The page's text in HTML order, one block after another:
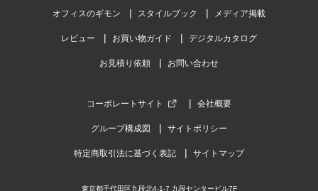
オフィスのギモン スタイルブック メディア掲載
レビュー お買い物ガイド デジタルカタログ
お見積り依頼 お問い合わせ
コーポレートサイト 会社概要
グループ構成図 サイトポリシー
特定商取引法に基づく表記 サイトマップ
東京都千代田区九段北4-1-7 九段センタービル7F